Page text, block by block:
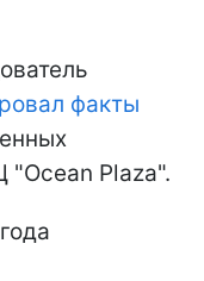
факты
"Ocean Plaza".